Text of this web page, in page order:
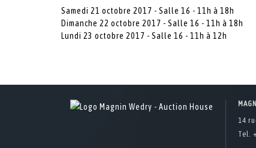
Samedi 21 octobre 2017 - Salle 16 - 11h à 18h
Dimanche 22 octobre 2017 - Salle 16 - 11h à 18h
Lundi 23 octobre 2017 - Salle 16 - 11h à 12h
14
Tel.